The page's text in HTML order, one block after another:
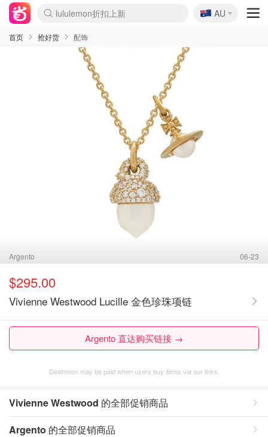
lululemon折扣上新
Sasa美妆护肤3.5折
SSENSE年中2.5折
FreshBeauty好价汇总
Cettire降价+叠9折
WWS Coles超市实拍
viagogo二手票捡漏
Myer超级周末
The Outnet奢牌1折起
David Jones 3折起
Flannels大牌1折
Perfumes Club护肤1折
AMIRO面罩$251
Amazon折扣汇总
eToro入金$200送$50
Amazon数码好物
ICONIC本周7.5折
ThedoubleF高奢地板价
Moose Knuckles 6折
丝芙兰5折起
EUFY摄像头$98
Selenichast首饰2折
Trip机票酒店促销
YSL送5件彩妆礼
Amazon家居好物
Amazon美妆护肤
雅漾大喷$8
过敏原检测盒$33
伊索独家赠50ml沐浴露
科颜氏高保湿面霜$29
SEALIFE海洋馆门票6折
丝塔芙大白罐$16
订阅Newsletter送香薰
Cult Beauty 6.8折
Harrods圣诞日历$525
LN-CC奢牌私促3折
d'Alba空姐喷雾$16
EVE LOM套装£56
Bernardelli独家4折
Adore Beauty 6折起
CT圣诞日历
Mytheresa奢品2.7折
Luxury Escapes 9折
Currentbody美容仪$881
MOON Garden Live
Roborock扫地机$649
Tingo Life水杯$24
Valentino官网5折
CR洗护套装$23
修丽可4件套$159
Myer彩妆2件7折
GANNI官网4.5折
Stylevana韩妆4折
Tessabit高奢8.5折
OGX洗发水$11
Amazon阿德莱德次日达
卡诗8.5折+赠礼
Philips Hue灯具8折
🇦🇺
AU
首页 抢好货 配饰
Argento 06-23
$295.00
Vivienne Westwood Lucille 金色珍珠项链
Argento 直达购买链接 →
Dealmoon may be paid when users buy items via our links.
Vivienne Westwood 的全部促销商品
Argento 的全部促销商品